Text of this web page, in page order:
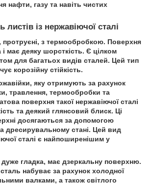
нафти, газу та навіть чистих
листів із нержавіючої сталі
протруєні, з термообробкою. Поверхня
має деяку шорсткість. Є цілком
для багатьох видів сталей. Цей тип
корозійну стійкість.
яку отримують за рахунок
травлення, термообробки та
поверхня такої нержавіючої сталі
та деякий глянсовий блиск. Ці
досягаються за допомогою
дресирувальному стані. Цей вид
сталі є найпоширенішим у
дуже гладка, має дзеркальну поверхню.
сталь набуває за рахунок холодної
валками, а також світлого